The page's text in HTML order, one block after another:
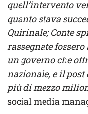
quell’intervento
quanto stava
Quirinale; Conte
rassegnate
un governo che
nazionale, e il post
più di mezzo
social media